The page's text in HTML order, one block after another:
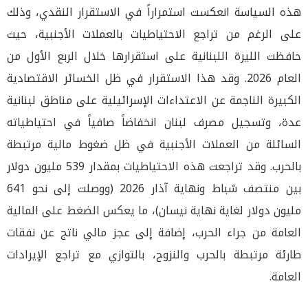
هذه السياسة انعكست استمراراً في الاستقرار النقدي، وذلك
على الرغم من تراجع الاحتياطيات بالعملات الأجنبية، حيث
حافظت الليرة اللبنانية على استقرارها خلال الربع الأول من
العام 2026. وقد هذا الاستقرار في ظل الخسائر الاقتصادية
الكبيرة الناجمة عن الاعتداءات الإسرائيلية على مناطق لبنانية
عدة، وتسجيل مصرف لبنان انخفاضاً صافياً في احتياطياته
السائلة من العملات الأجنبية في ظل ضغوط مالية مرتبطة
بالحرب. وقد تراجعت هذه الاحتياطيات بمقدار 539 مليون دولار
بين منتصف شباط ونهاية آذار 2026 (ووصلت إلى نحو 641
مليون دولار لغاية نهاية نيسان)، ما يعكس الضغط على المالية
العامة من جراء الحرب، إضافة إلى عجز مالي ناتج عن نفقات
طارئة مرتبطة بالحرب والنزوح، بالتوازي مع تراجع الإيرادات
العامة.